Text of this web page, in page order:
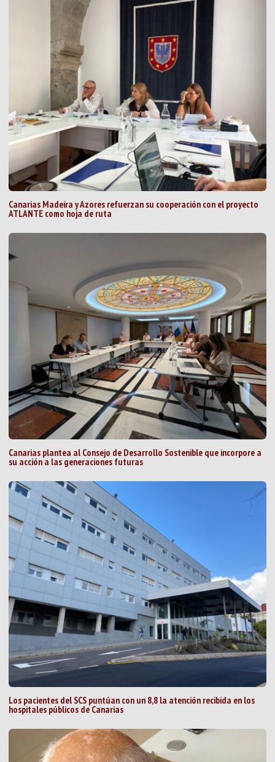
Canarias Madeira y Azores refuerzan su cooperación con el proyecto
ATLANTE como hoja de ruta
Canarias plantea al Consejo de Desarrollo Sostenible que incorpore a
su acción a las generaciones futuras
Los pacientes del SCS puntúan con un 8,8 la atención recibida en los
hospitales públicos de Canarias